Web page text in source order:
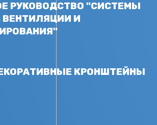
РУКОВОДСТВО "СИСТЕМЫ
ВЕНТИЛЯЦИИ И
КРОНШТЕЙНЫ